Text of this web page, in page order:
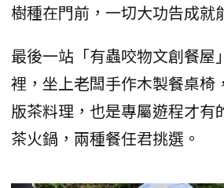
樹種在門前，一切大功告成就
最後一站「有蟲咬物文創餐屋
裡，坐上老闆手作木製餐桌椅
版茶料理，也是專屬遊程才有
茶火鍋，兩種餐任君挑選。